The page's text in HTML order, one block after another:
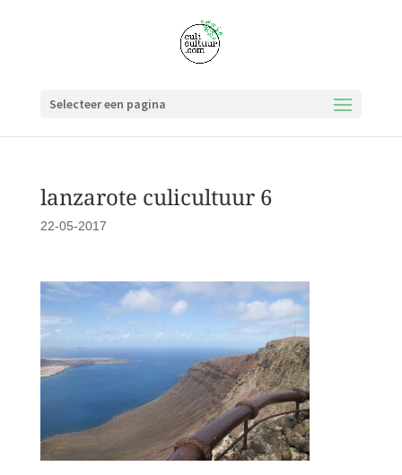
Selecteer een pagina
lanzarote culicultuur 6
22-05-2017